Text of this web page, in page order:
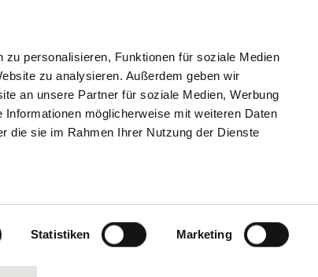
personalisieren, Funktionen für soziale Medien
zu analysieren. Außerdem geben wir
an unsere Partner für soziale Medien, Werbung
möglicherweise mit weiteren Daten
die sie im Rahmen Ihrer Nutzung der Dienste
Statistiken Marketing
TIPS & HELP THE GHD
SPANDAU